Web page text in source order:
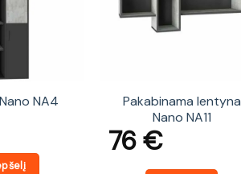
NA4
Pakabinama lentyna
Nano NA11
76€